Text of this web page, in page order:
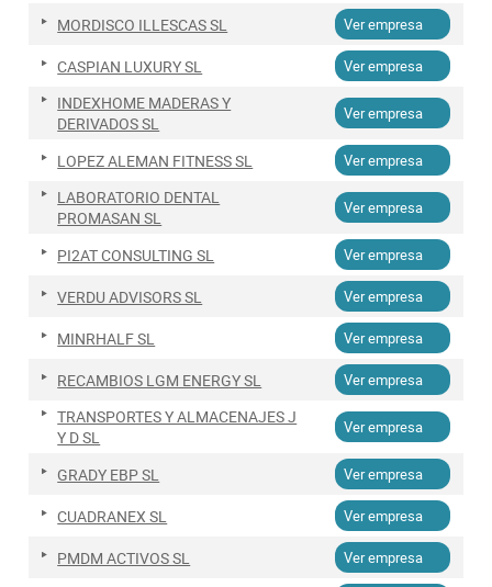
MORDISCO ILLESCAS SL Ver empresa
CASPIAN LUXURY SL Ver empresa
INDEXHOME MADERAS Y
DERIVADOS SL
Ver empresa
LOPEZ ALEMAN FITNESS SL Ver empresa
LABORATORIO DENTAL
PROMASAN SL
Ver empresa
PI2AT CONSULTING SL Ver empresa
VERDU ADVISORS SL Ver empresa
MINRHALF SL Ver empresa
RECAMBIOS LGM ENERGY SL Ver empresa
TRANSPORTES Y ALMACENAJES J
Y D SL
Ver empresa
GRADY EBP SL Ver empresa
CUADRANEX SL Ver empresa
PMDM ACTIVOS SL Ver empresa